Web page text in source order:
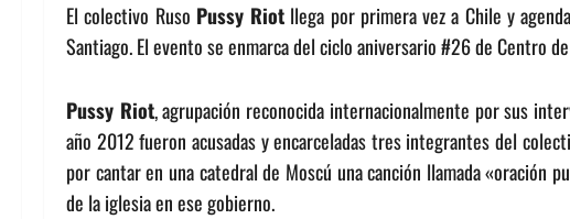
El colectivo Ruso Pussy Riot llega por primera vez a Chile y
Santiago. El evento se enmarca del ciclo aniversario #26 de Centro
Pussy Riot, agrupación reconocida internacionalmente por sus
año 2012 fueron acusadas y encarceladas tres integrantes del
por cantar en una catedral de Moscú una canción llamada «oración
de la iglesia en ese gobierno.